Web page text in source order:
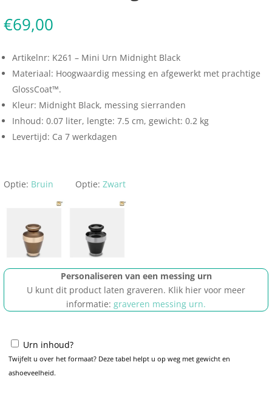
€69,00
Artikelnr: K261 – Mini Urn Midnight Black
Materiaal: Hoogwaardig messing en afgewerkt met prachtige
GlossCoat™.
Kleur: Midnight Black, messing sierranden
Inhoud: 0.07 liter, lengte: 7.5 cm, gewicht: 0.2 kg
Levertijd: Ca 7 werkdagen
Optie: Bruin Optie: Zwart
Personaliseren van een messing urn
U kunt dit product laten graveren. Klik hier voor meer
informatie: graveren messing urn.
Urn inhoud?
Twijfelt u over het formaat? Deze tabel helpt u op weg met gewicht en
ashoeveelheid.